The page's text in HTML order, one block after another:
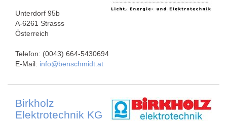
Unterdorf 95b
A-6261 Strasss
Österreich
Telefon: (0043) 664-5430694
E-Mail: info@benschmidt.at
Birkholz
Elektrotechnik KG